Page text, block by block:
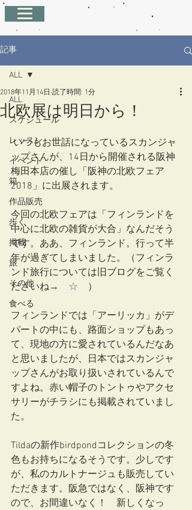
記事
ALL
スケジュール
レッスン
イベント
箱
作品販売
歩く
掲載
旅
その他
食べる
ALL
北欧展は明日から！
2018年11月14日 読了時間: 1分
いつもお世話になっているスカンジャ
ップさんが、14日から開催される阪神
梅田本店の催し「阪神の北欧フェア
2018」に出展されます。
今回の北欧フェアは「フィンランドを
中心に北欧の雑貨が大合」なんだそう
です。ああ、フィンランド。行って半
年が過ぎてしまいました。（フィンラ
ンド旅行については旧ブログをご覧く
ださいね→ ☆ ）
フィンランドでは「アーリッカ」がデ
パートの中にも、路面ショップもあっ
て、現地の方に愛されているんだなあ
と思いましたが、日本ではスカンジャ
ップさんがお取り扱いされているんで
すよね。赤い帽子のトントゥやアクセ
サリーがチラシにも掲載されていまし
た。
Tildaの新作birdpondコレクションの冬
色もお持ちになるそうです。少しです
が、私のカルトナージュも販売してい
ただきます。阪急ではなく、阪神です
ので、お間違いなく！　新しくなっ